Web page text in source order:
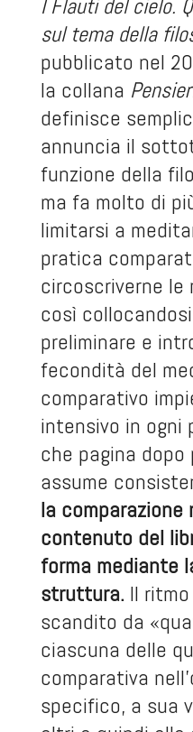
I Flauti del cielo.
sul tema della
pubblicato nel
la collana
definisce
annuncia il
funzione della
ma fa molto di
limitarsi a
pratica
circoscriverne le
così
preliminare e
fecondità del
comparativo
intensivo in ogni
che pagina
assume
la
contenuto del
forma mediante
struttura.Il ritmo
scandito da
ciascuna delle
comparativa
specifico, a sua